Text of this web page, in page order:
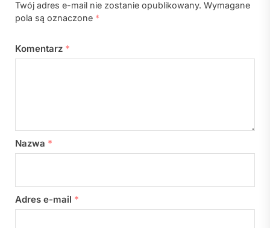
Twój adres e-mail nie zostanie opublikowany. Wymagane
pola są oznaczone *
Komentarz *
Nazwa *
Adres e-mail *